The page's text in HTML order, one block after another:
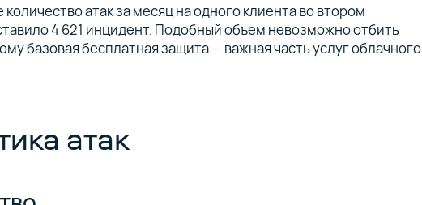
атак за месяц на одного клиента во втором
4 621 инцидент. Подобный объем невозможно отбить
базовая бесплатная защита — важная часть услуг облачного
атак